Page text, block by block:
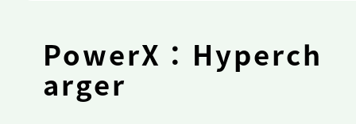
PowerX：Hyperch
arger